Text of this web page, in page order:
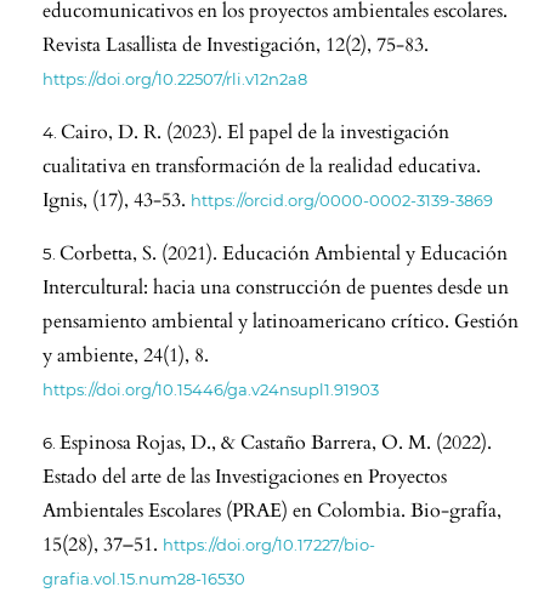
educomunicativos en los proyectos ambientales escolares.
Revista Lasallista de Investigación, 12(2), 75-83.
https://doi.org/10.22507/rli.v12n2a8
Cairo, D. R. (2023). El papel de la investigación
cualitativa en transformación de la realidad educativa.
Ignis, (17), 43-53. https://orcid.org/0000-0002-3139-3869
Corbetta, S. (2021). Educación Ambiental y Educación
Intercultural: hacia una construcción de puentes desde un
pensamiento ambiental y latinoamericano crítico. Gestión
y ambiente, 24(1), 8.
https://doi.org/10.15446/ga.v24nsupl1.91903
Espinosa Rojas, D., & Castaño Barrera, O. M. (2022).
Estado del arte de las Investigaciones en Proyectos
Ambientales Escolares (PRAE) en Colombia. Bio-grafía,
15(28), 37–51. https://doi.org/10.17227/bio-
grafia.vol.15.num28-16530